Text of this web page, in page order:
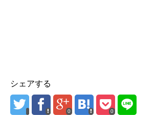
シェアする
0 0